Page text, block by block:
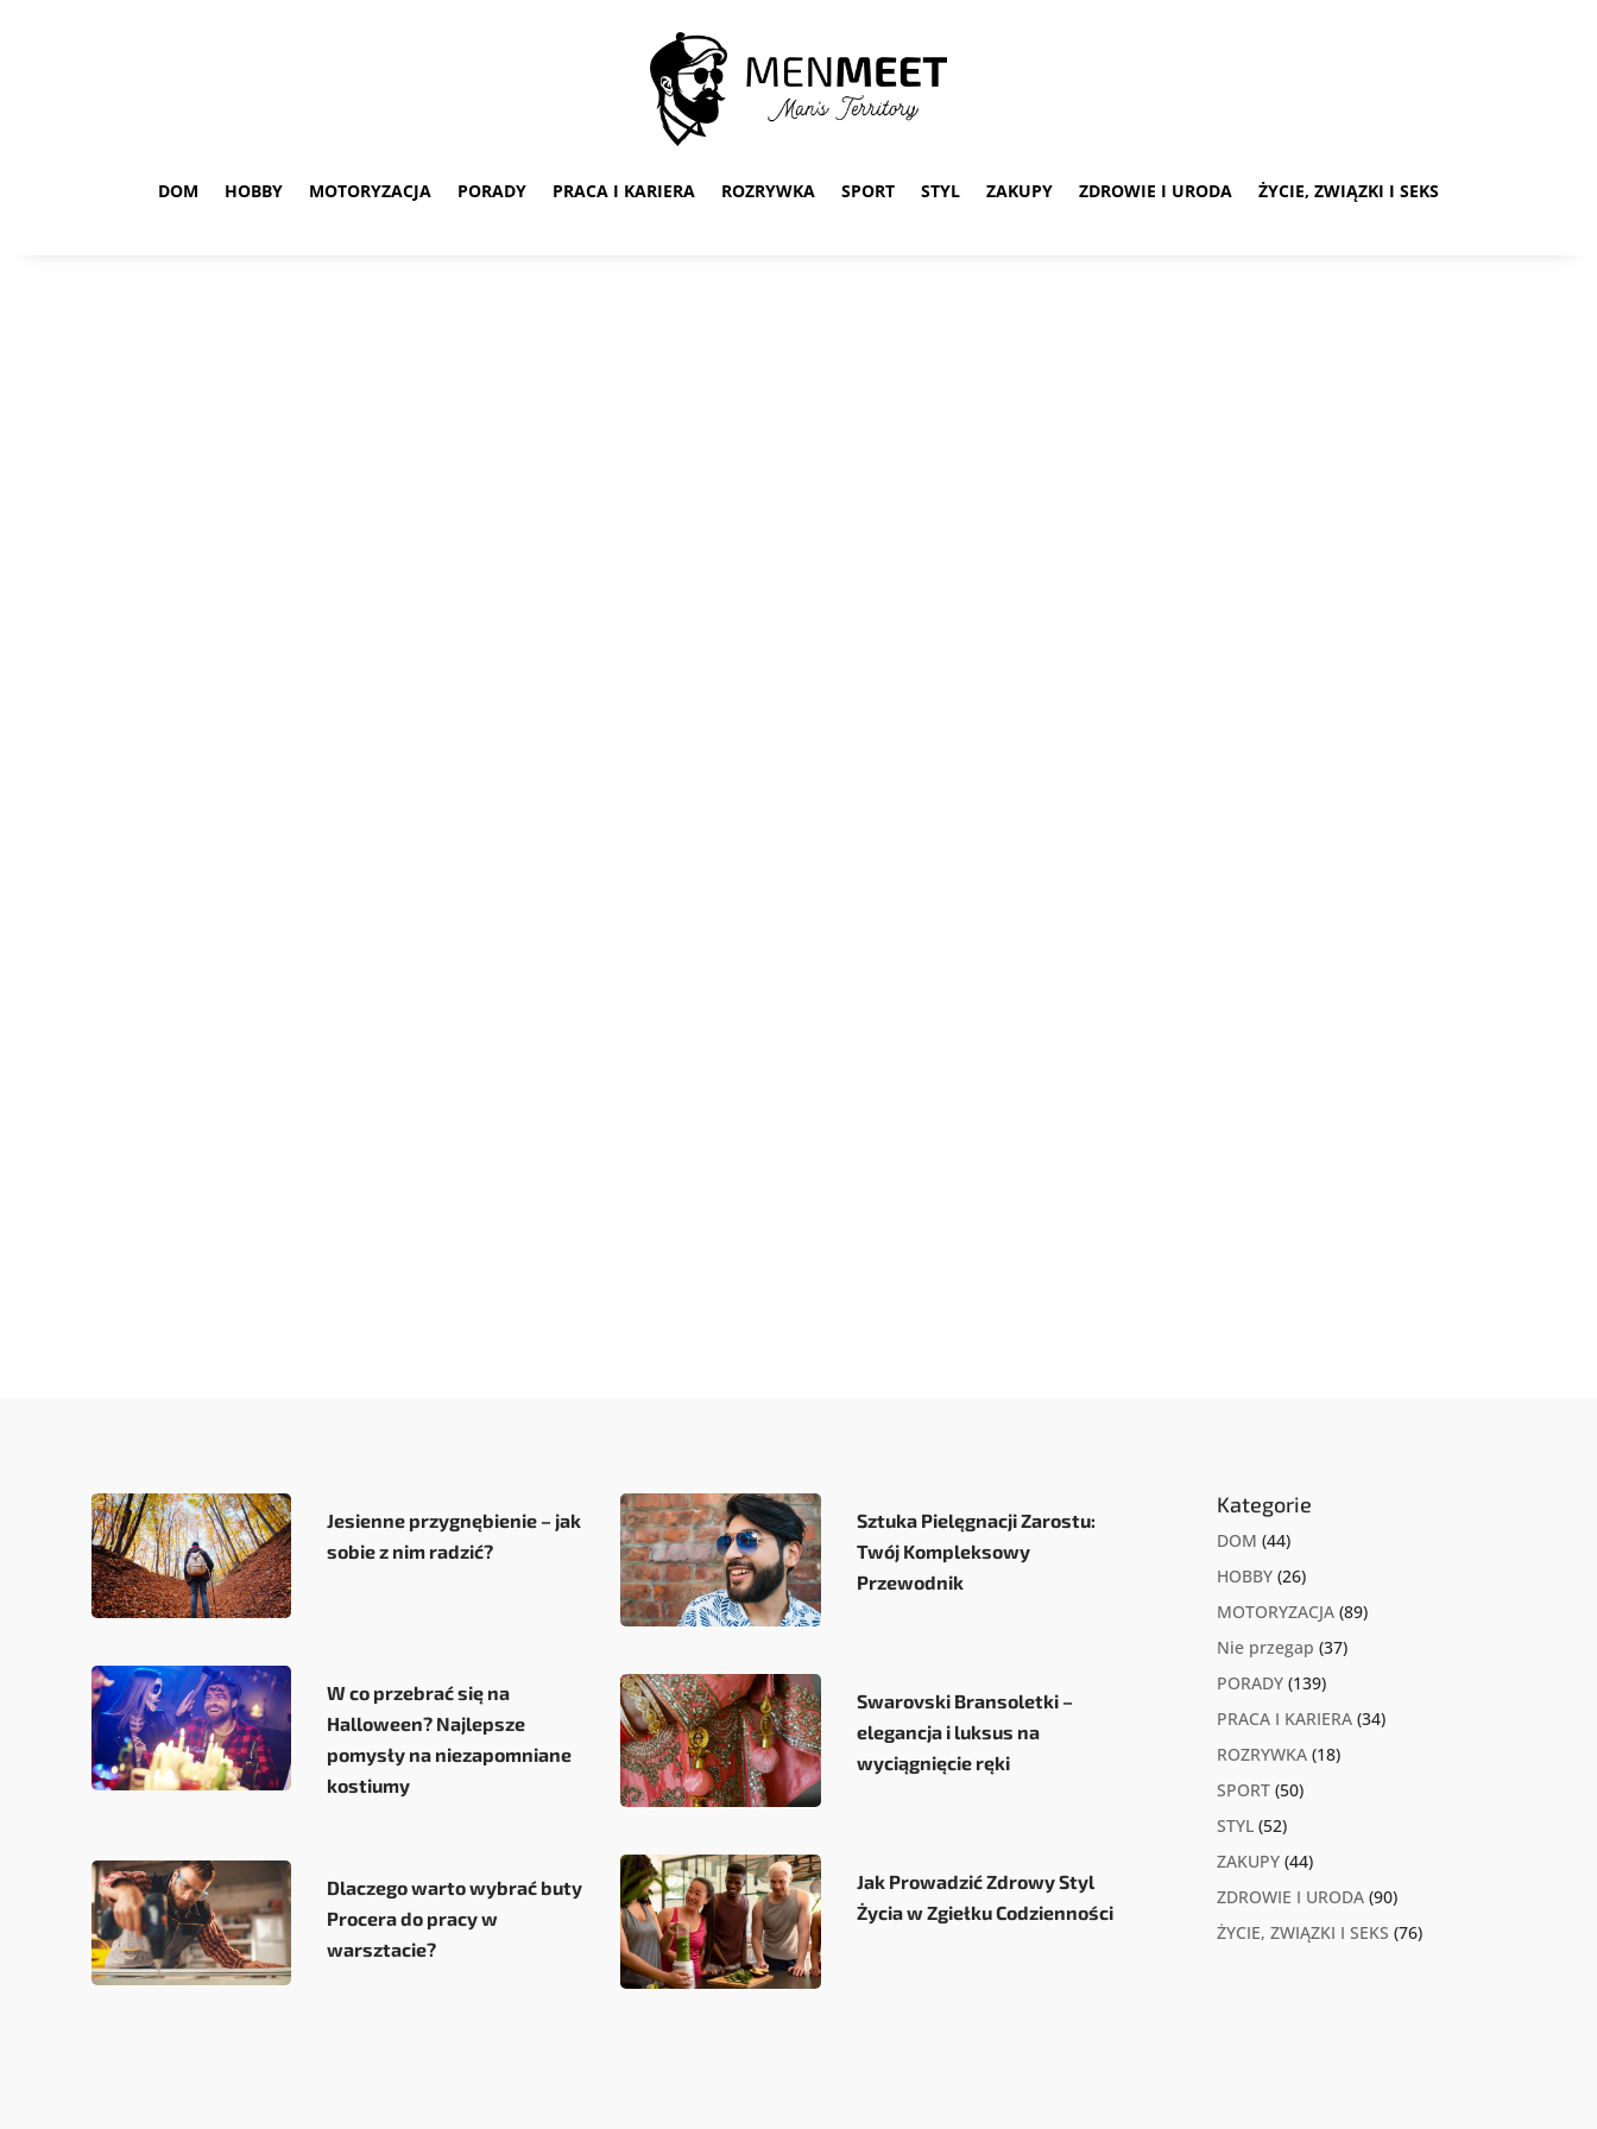
DOM HOBBY MOTORYZACJA PORADY PRACA I KARIERA ROZRYWKA SPORT STYL ZAKUPY ZDROWIE I URODA ŻYCIE, ZWIĄZKI I SEKS
Jesienne przygnębienie – jak
sobie z nim radzić?
W co przebrać się na
Halloween? Najlepsze
pomysły na niezapomniane
kostiumy
Dlaczego warto wybrać buty
Procera do pracy w
warsztacie?
Sztuka Pielęgnacji Zarostu:
Twój Kompleksowy
Przewodnik
Swarovski Bransoletki –
elegancja i luksus na
wyciągnięcie ręki
Jak Prowadzić Zdrowy Styl
Życia w Zgiełku Codzienności
Kategorie
DOM (44)
HOBBY (26)
MOTORYZACJA (89)
Nie przegap (37)
PORADY (139)
PRACA I KARIERA (34)
ROZRYWKA (18)
SPORT (50)
STYL (52)
ZAKUPY (44)
ZDROWIE I URODA (90)
ŻYCIE, ZWIĄZKI I SEKS (76)